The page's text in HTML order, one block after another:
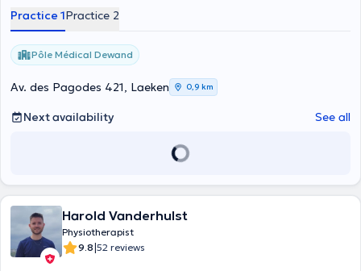
Practice 1Practice 2
Pôle Médical Dewand
Av. des Pagodes 421, Laeken 0,9 km
Next availability See all
Harold Vanderhulst
Physiotherapist
9.8|52 reviews